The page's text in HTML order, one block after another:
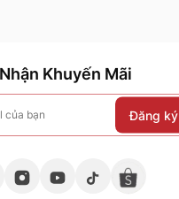
Khuyến Mãi
Đăng ký